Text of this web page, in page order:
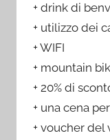
+ drink di
+ utilizzo dei
+ WIFI
+ mountain
+ 20% di
+ una cena
+ voucher del